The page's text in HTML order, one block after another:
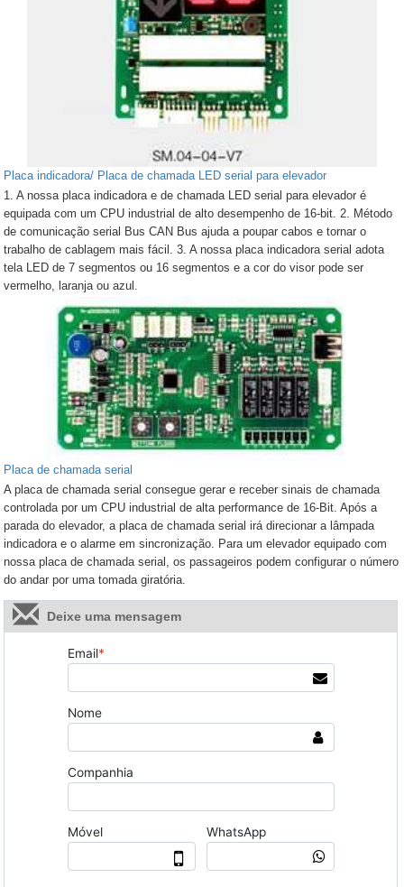
Placa indicadora/ Placa de chamada LED serial para elevador
1. A nossa placa indicadora e de chamada LED serial para elevador é
equipada com um CPU industrial de alto desempenho de 16-bit. 2. Método
de comunicação serial Bus CAN Bus ajuda a poupar cabos e tornar o
trabalho de cablagem mais fácil. 3. A nossa placa indicadora serial adota
tela LED de 7 segmentos ou 16 segmentos e a cor do visor pode ser
vermelho, laranja ou azul.
Placa de chamada serial
A placa de chamada serial consegue gerar e receber sinais de chamada
controlada por um CPU industrial de alta performance de 16-Bit. Após a
parada do elevador, a placa de chamada serial irá direcionar a lâmpada
indicadora e o alarme em sincronização. Para um elevador equipado com
nossa placa de chamada serial, os passageiros podem configurar o número
do andar por uma tomada giratória.
Deixe uma mensagem